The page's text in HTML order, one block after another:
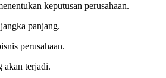
keputusan perusahaan.
panjang.
perusahaan.
akan terjadi.